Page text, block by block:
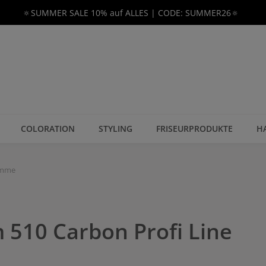
🔅SUMMER SALE 10% auf ALLES | CODE: SUMMER26🔅
COLORATION STYLING FRISEURPRODUKTE
Carbon Profi Line